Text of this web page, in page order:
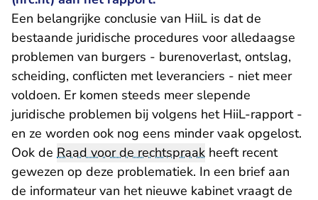
Een belangrijke conclusie van HiiL is dat de
bestaande juridische procedures voor alledaagse
problemen van burgers - burenoverlast, ontslag,
scheiding, conflicten met leveranciers - niet meer
voldoen. Er komen steeds meer slepende
juridische problemen bij volgens het HiiL-rapport -
en ze worden ook nog eens minder vaak opgelost.
Ook de Raad voor de rechtspraak heeft recent
gewezen op deze problematiek. In een brief aan
de informateurvan het nieuwe kabinet vraagt de